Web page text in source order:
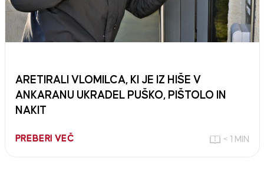
ARETIRALI VLOMILCA, KI JE IZ HIŠE V
ANKARANU UKRADEL PUŠKO, PIŠTOLO IN
NAKIT
PREBERI VEČ < 1 MIN